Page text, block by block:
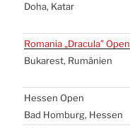
Doha, Katar
Roma­nia „Dra­cu­la” Open
Buka­rest, Rumä­ni­en
Hes­sen Open
Bad Hom­burg, Hes­sen